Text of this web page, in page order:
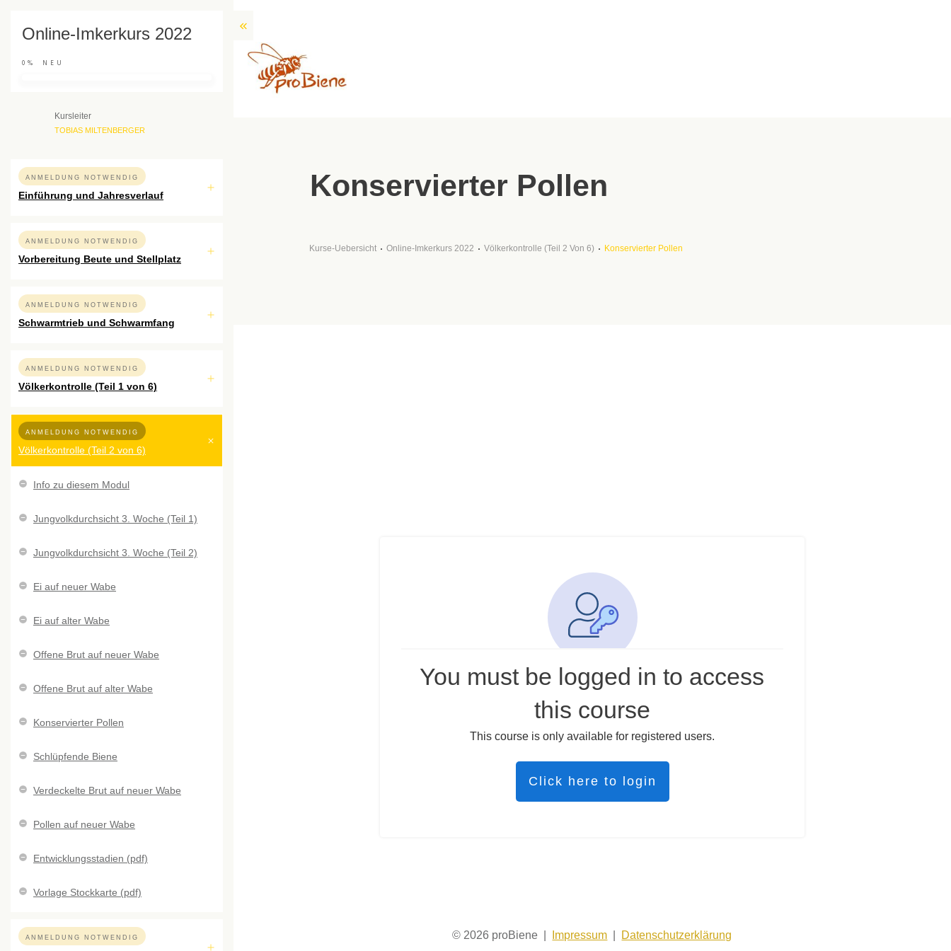
Konservierter Pollen
Kurse-Uebersicht Online-Imkerkurs 2022 Völkerkontrolle (Teil 2 Von 6) Konservierter Pollen
You must be logged in to access
this course
This course is only available for registered users.
Click here to login
© 2026 proBiene | Impressum Datenschutzerklärung
Online-Imkerkurs 2022
0% NEU
Kursleiter
TOBIAS MILTENBERGER
ANMELDUNG NOTWENDIG
Einführung und Jahresverlauf
ANMELDUNG NOTWENDIG
Vorbereitung Beute und Stellplatz
ANMELDUNG NOTWENDIG
Schwarmtrieb und Schwarmfang
ANMELDUNG NOTWENDIG
Völkerkontrolle (Teil 1 von 6)
ANMELDUNG NOTWENDIG
Völkerkontrolle (Teil 2 von 6)
Info zu diesem Modul
Jungvolkdurchsicht 3. Woche (Teil 1)
Jungvolkdurchsicht 3. Woche (Teil 2)
Ei auf neuer Wabe
Ei auf alter Wabe
Offene Brut auf neuer Wabe
Offene Brut auf alter Wabe
Konservierter Pollen
Schlüpfende Biene
Verdeckelte Brut auf neuer Wabe
Pollen auf neuer Wabe
Entwicklungsstadien (pdf)
Vorlage Stockkarte (pdf)
ANMELDUNG NOTWENDIG